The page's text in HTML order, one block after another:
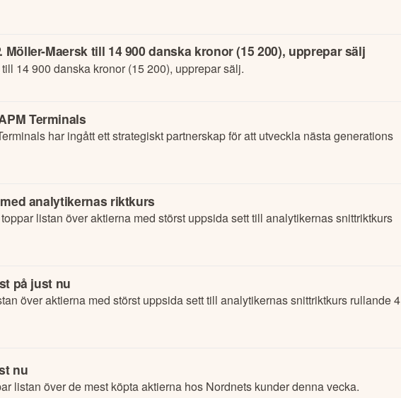
Maersk till 14 900 danska kronor (15 200), upprepar sälj
14 900 danska kronor (15 200), upprepar sälj.
Terminals
har ingått ett strategiskt partnerskap för att utveckla nästa generations
analytikernas riktkurs
listan över aktierna med störst uppsida sett till analytikernas snittriktkurs
på just nu
över aktierna med störst uppsida sett till analytikernas snittriktkurs rullande 4
nu
listan över de mest köpta aktierna hos Nordnets kunder denna vecka.